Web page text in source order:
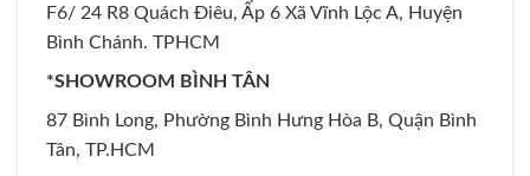
F6/ 24 R8 Quách Điêu, Ấp 6 Xã Vĩnh Lộc A, Huyện
Bình Chánh. TPHCM
*SHOWROOM BÌNH TÂN
87 Bình Long, Phường Bình Hưng Hòa B, Quận Bình
Tân, TP.HCM